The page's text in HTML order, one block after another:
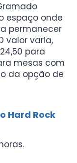
espaço onde
permanecer
valor varia,
para
mesas com
da opção de
Hard Rock